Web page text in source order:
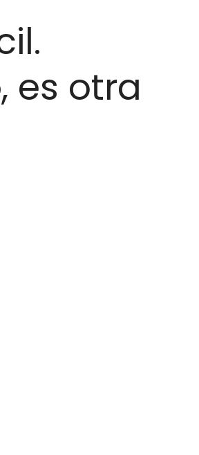
, es otra